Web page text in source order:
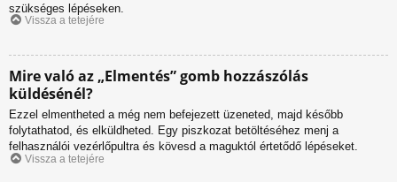
szükséges lépéseken.
Vissza a tetejére
Mire való az „Elmentés” gomb hozzászólás
küldésénél?
Ezzel elmentheted a még nem befejezett üzeneted, majd később
folytathatod, és elküldheted. Egy piszkozat betöltéséhez menj a
felhasználói vezérlőpultra és kövesd a maguktól értetődő lépéseket.
Vissza a tetejére